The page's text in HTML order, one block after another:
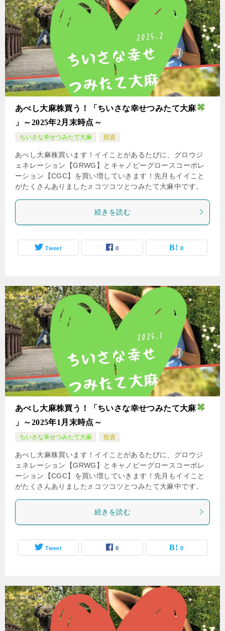
あべし大麻株買う！「ちいさな幸せつみたて大麻
」～2025年2月末時点～
ちいさな幸せつみたて大麻 投資
あべし大麻株買います！イイことがあるたびに、グロウジ
ェネレーション【GRWG】とキャノピーグロースコーポレ
ーション【CGC】を買い増していきます！先月もイイこと
がたくさんありました♬コツコツとつみたて大麻中です。
続きを読む
Tweet 0 0
あべし大麻株買う！「ちいさな幸せつみたて大麻
」～2025年1月末時点～
ちいさな幸せつみたて大麻 投資
あべし大麻株買います！イイことがあるたびに、グロウジ
ェネレーション【GRWG】とキャノピーグロースコーポレ
ーション【CGC】を買い増していきます！先月もイイこと
がたくさんありました♬コツコツとつみたて大麻中です。
続きを読む
Tweet 0 0